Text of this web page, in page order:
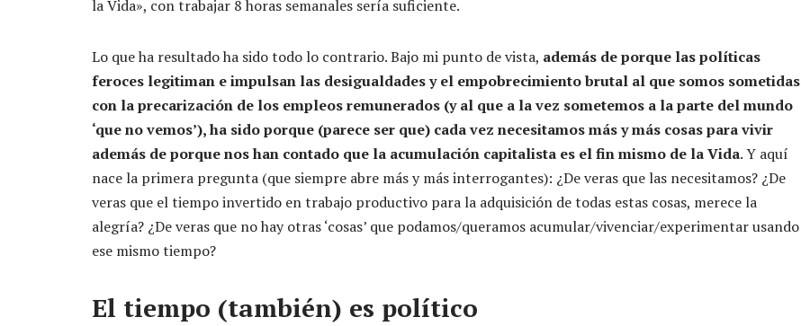
la Vida», con trabajar 8 horas semanales sería suficiente.
Lo que ha resultado ha sido todo lo contrario. Bajo mi punto de vista, además de porque las políticas
feroces legitiman e impulsan las desigualdades y el empobrecimiento brutal al que somos sometidas
con la precarización de los empleos remunerados (y al que a la vez sometemos a la parte del mundo
‘que no vemos’), ha sido porque (parece ser que) cada vez necesitamos más y más cosas para vivir
además de porque nos han contado que la acumulación capitalista es el fin mismo de la Vida. Y aquí
nace la primera pregunta (que siempre abre más y más interrogantes): ¿De veras que las necesitamos? ¿De
veras que el tiempo invertido en trabajo productivo para la adquisición de todas estas cosas, merece la
alegría? ¿De veras que no hay otras ‘cosas’ que podamos/queramos acumular/vivenciar/experimentar usando
ese mismo tiempo?
El tiempo (también) es político